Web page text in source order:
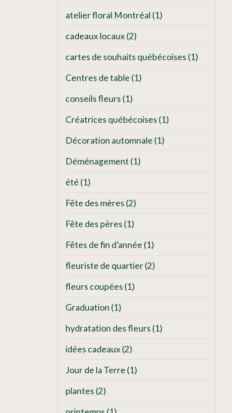
atelier floral Montréal (1)
cadeaux locaux(2)
cartes de souhaits québécoises (1)
Centres de table (1)
conseils fleurs (1)
Créatrices québécoises (1)
Décoration automnale (1)
Déménagement (1)
été (1)
Fête des mères (2)
Fête des pères (1)
Fêtes de fin d’année (1)
fleuriste de quartier(2)
fleurs coupées (1)
Graduation (1)
hydratation des fleurs (1)
idées cadeaux(2)
Jour de la Terre (1)
plantes (2)